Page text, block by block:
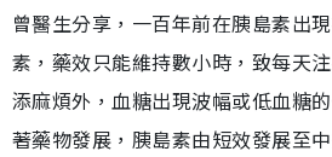
曾醫生分享，一百年前在胰島素出
素，藥效只能維持數小時，致每天
添麻煩外，血糖出現波幅或低血糖
著藥物發展，胰島素由短效發展至